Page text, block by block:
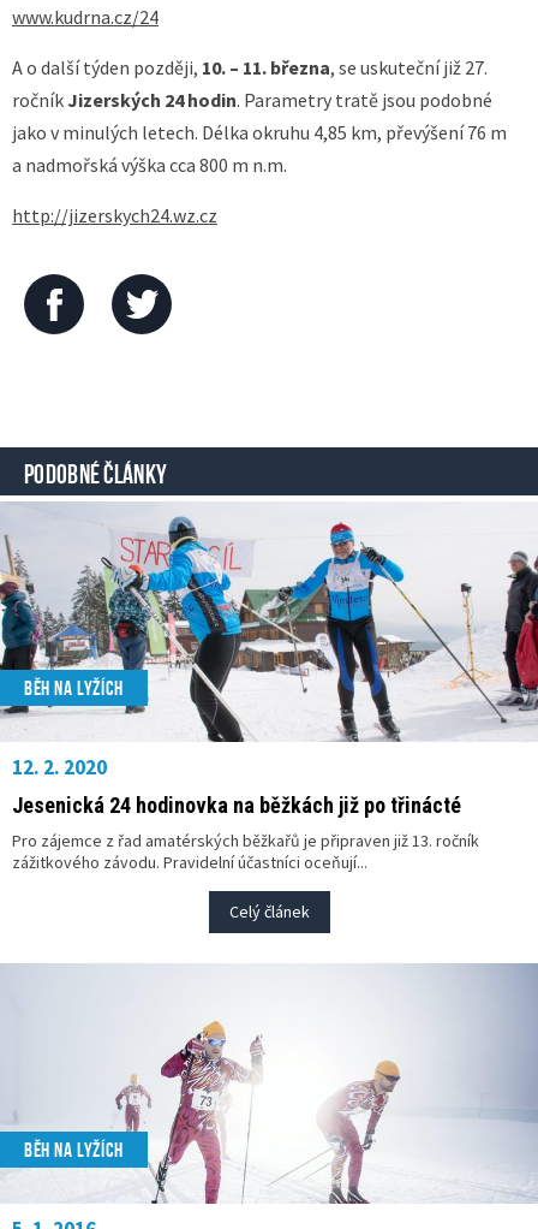
www.kudrna.cz/24
A o další týden později, 10. – 11. března, se uskuteční již 27.
ročník Jizerských 24 hodin. Parametry tratě jsou podobné
jako v minulých letech. Délka okruhu 4,85 km, převýšení 76 m
a nadmořská výška cca 800 m n.m.
http://jizerskych24.wz.cz
PODOBNÉ ČLÁNKY
BĚH NA LYŽÍCH
12. 2. 2020
Jesenická 24 hodinovka na běžkách již po třinácté
Pro zájemce z řad amatérských běžkařů je připraven již 13. ročník
zážitkového závodu. Pravidelní účastníci oceňují...
Celý článek
BĚH NA LYŽÍCH